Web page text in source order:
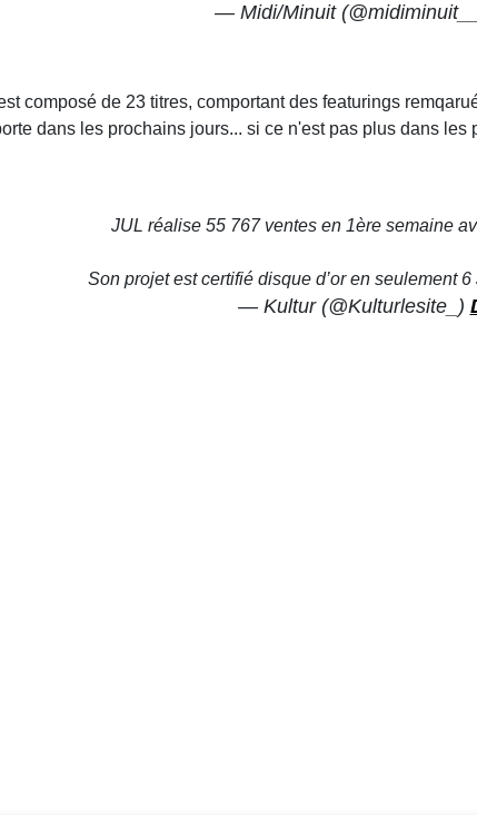
— Midi/Minuit
composé de 23 titres, comportant des featurings
dans les prochains jours... si ce n'est pas plus dans
JUL réalise 55 767 ventes en 1ère semaine
Son projet est certifié disque d’or en seulement
— Kultur (@Kulturlesite_)